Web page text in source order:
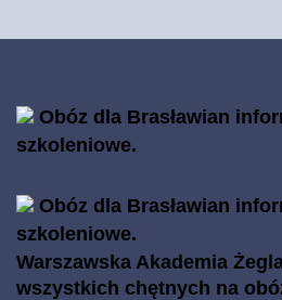
Obóz dla Brasławian
szkoleniowe.
Obóz dla Brasławian
szkoleniowe.
Warszawska Akademia
wszystkich chętnych na